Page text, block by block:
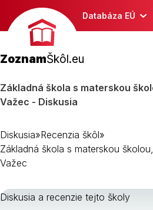
Databáza EÚ
ZoznamŠkôl.eu
Základná škola s materskou
Važec - Diskusia
Diskusia»Recenzia škôl»
Základná škola s materskou
Važec
Diskusia a recenzie tejto školy